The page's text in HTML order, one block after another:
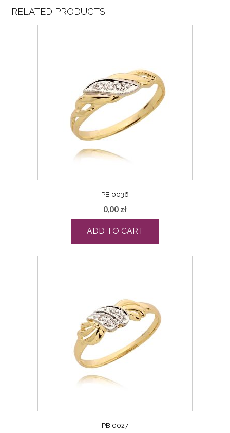
RELATED PRODUCTS
PB 0036
0,00 zł
ADD TO CART
PB 0027